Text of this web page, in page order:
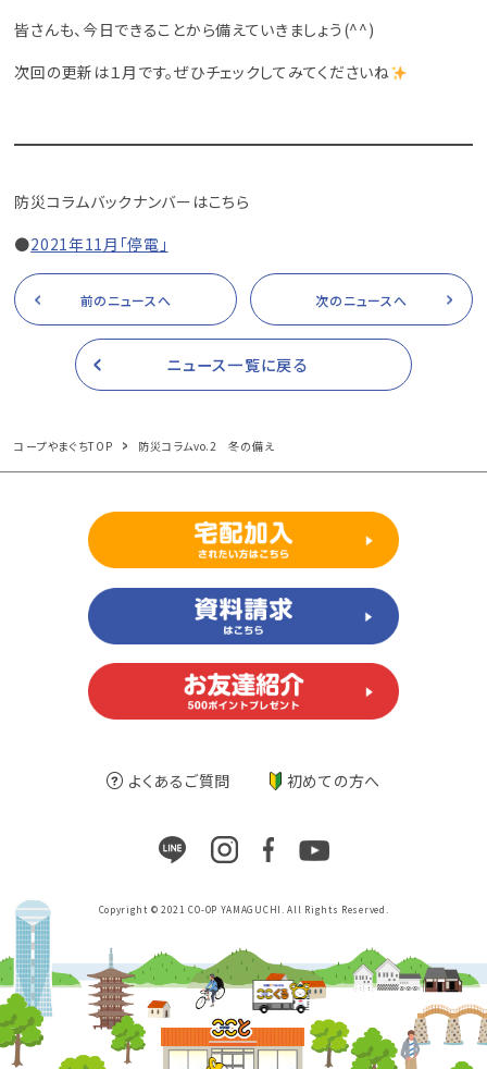
皆さんも、今日できることから備えていきましょう(^^)
次回の更新は１月です。ぜひチェックしてみてくださいね
防災コラムバックナンバーはこちら
●2021年11月「停電」
前のニュースへ 次のニュースへ
ニュース一覧に戻る
コープやまぐちTOP 防災コラムvo.2 冬の備え
よくあるご質問 初めての方へ
Copyright © 2021 CO-OP YAMAGUCHI. All Rights Reserved.